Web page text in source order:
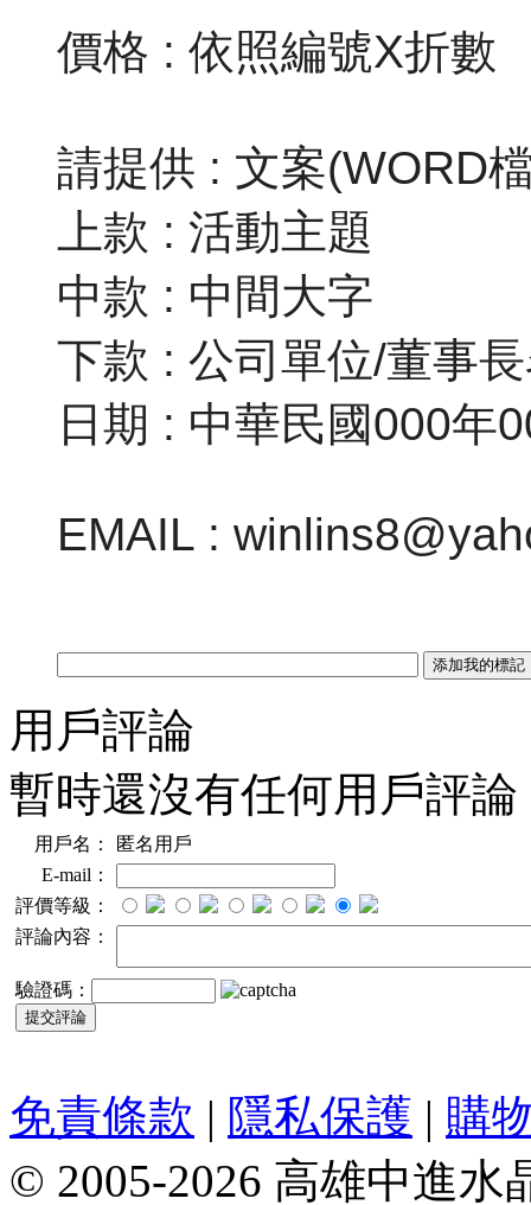
價格 : 依照編號X折數
請提供 : 文案(WORD
上款 : 活動主題
中款 : 中間大字
下款 : 公司單位/董事
日期 : 中華民國000年
EMAIL :
用戶評論
暫時還沒有任何用戶評論
用戶名：
匿名用戶
E-mail：
評價等級：
評論內容：
驗證碼：
免責條款 | 隱私保護 | 購
© 2005-2026 高雄中進水